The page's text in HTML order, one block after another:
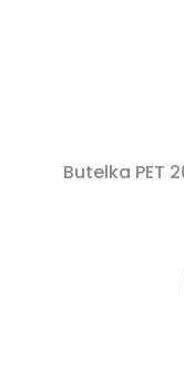
Butelka PET